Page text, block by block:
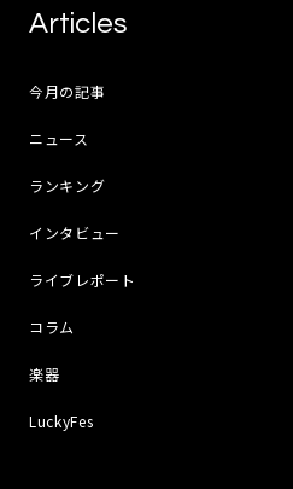
Articles
今月の記事
ニュース
ランキング
インタビュー
ライブレポート
コラム
楽器
LuckyFes